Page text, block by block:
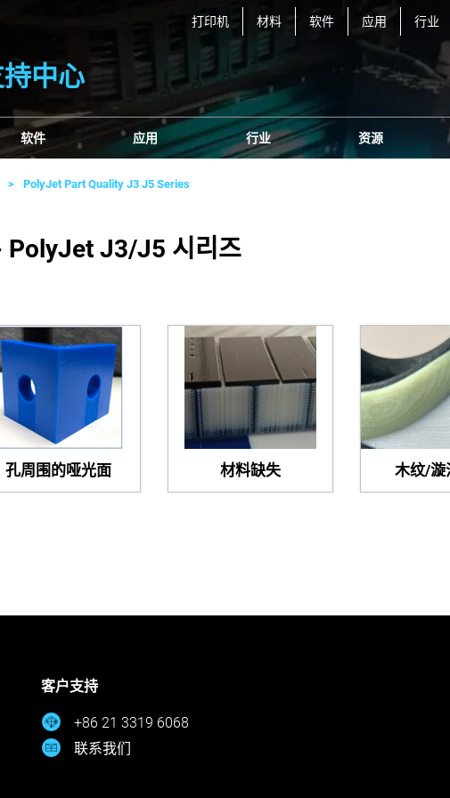
打印机 材料 软件 应用 行业
中心
软件 应用 行业 资源
PolyJet Part Quality J3 J5 Series
PolyJet J3/J5 시리즈
孔周围的哑光面 材料缺失 木纹/漩
客户支持
+86 21 3319 6068
联系我们